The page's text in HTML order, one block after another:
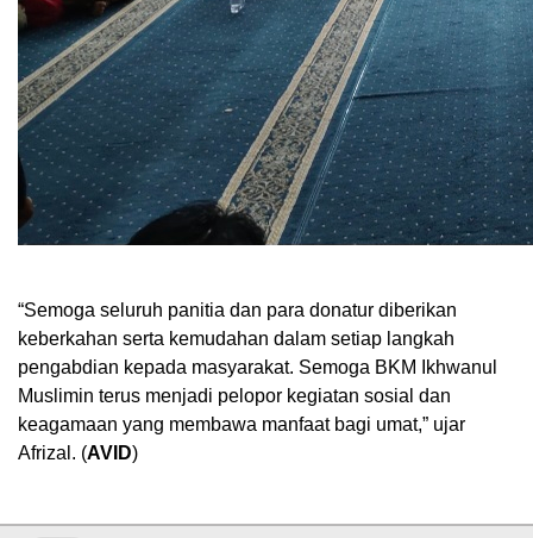
“Semoga seluruh panitia dan para donatur diberikan
keberkahan serta kemudahan dalam setiap langkah
pengabdian kepada masyarakat. Semoga BKM Ikhwanul
Muslimin terus menjadi pelopor kegiatan sosial dan
keagamaan yang membawa manfaat bagi umat,” ujar
Afrizal. (AVID)